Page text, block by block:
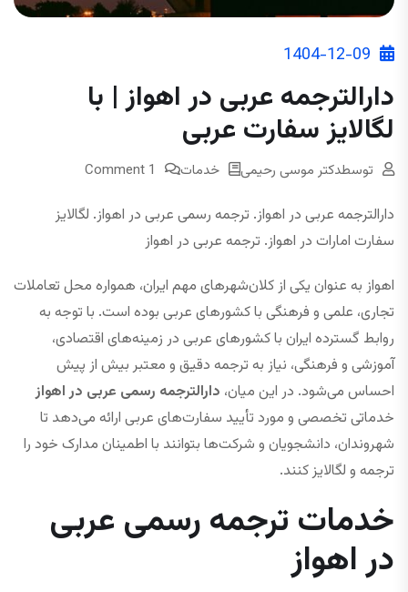
1404-12-09
دارالترجمه عربی در اهواز | با
لگالایز سفارت عربی
توسطدکتر موسی رحیمی خدمات 1 Comment
دارالترجمه عربی در اهواز. ترجمه رسمی عربی در اهواز. لگالایز
سفارت امارات در اهواز. ترجمه عربی در اهواز
اهواز به عنوان یکی از کلان‌شهرهای مهم ایران، همواره محل تعاملات
تجاری، علمی و فرهنگی با کشورهای عربی بوده است. با توجه به
روابط گسترده ایران با کشورهای عربی در زمینه‌های اقتصادی،
آموزشی و فرهنگی، نیاز به ترجمه دقیق و معتبر بیش از پیش
احساس می‌شود. در این میان، دارالترجمه رسمی عربی در اهواز
خدماتی تخصصی و مورد تأیید سفارت‌های عربی ارائه می‌دهد تا
شهروندان، دانشجویان و شرکت‌ها بتوانند با اطمینان مدارک خود را
ترجمه و لگالایز کنند.
خدمات ترجمه رسمی عربی
در اهواز